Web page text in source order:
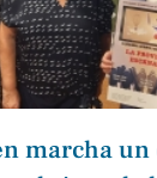
marcha un